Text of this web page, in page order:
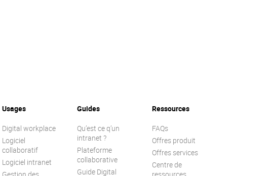
Usages
Digital workplace
Logiciel
collaboratif
Logiciel intranet
Guides
Qu’est ce q’un
intranet ?
Plateforme
collaborative
Guide Digital
Ressources
FAQs
Offres produit
Offres services
Centre de